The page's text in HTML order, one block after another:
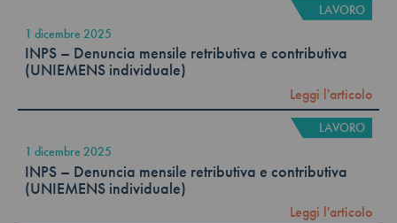
LAVORO
1 dicembre 2025
INPS – Denuncia mensile retributiva e contributiva
(UNIEMENS individuale)
Leggi l'articolo
LAVORO
1 dicembre 2025
INPS – Denuncia mensile retributiva e contributiva
(UNIEMENS individuale)
Leggi l'articolo